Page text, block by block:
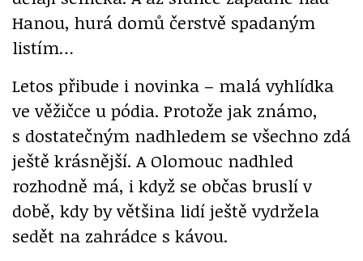
Hanou, hurá domů čerstvě spadaným
listím…
Letos přibude i novinka – malá vyhlídka
ve věžičce u pódia. Protože jak známo,
s dostatečným nadhledem se všechno zdá
ještě krásnější. A Olomouc nadhled
rozhodně má, i když se občas bruslí v
době, kdy by většina lidí ještě vydržela
sedět na zahrádce s kávou.